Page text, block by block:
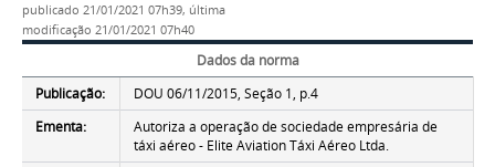
publicado 21/01/2021 07h39, última
modificação 21/01/2021 07h40
Dados da norma
Publicação:
DOU 06/11/2015, Seção 1, p.4
Ementa:
Autoriza a operação de sociedade empresária de
táxi aéreo - Elite Aviation Táxi Aéreo Ltda.